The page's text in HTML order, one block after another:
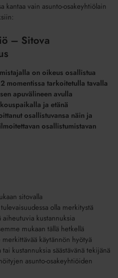
kantaa vain asunto-osakeyhtiölain
– Sitova
on oikeus osallistua
momentissa tarkoitetulla tavalla
apuvälineen avulla
ja etänä
osallistuvansa näin ja
osallistumistavan
sitovalla
olla merkitystä
kustannuksia
mukaan tällä hetkellä
käytännön hyötyä
kustannuksia säästävänä tekijänä
asunto-osakeyhtiöiden